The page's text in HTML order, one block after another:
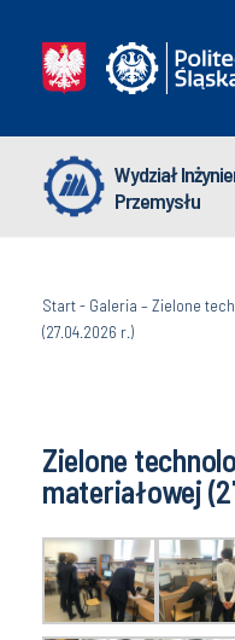
Wydział
Przemysłu
Start- Galeria – Zielone
(27.04.2026 r.)
Zielone
materiałowej